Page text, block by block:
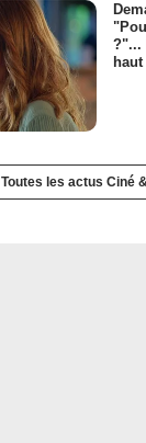
?"...
Toutes les actus Ciné